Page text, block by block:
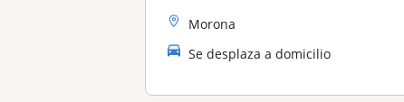
Morona
Se desplaza a domicilio